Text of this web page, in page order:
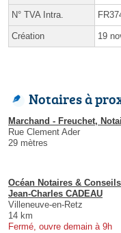
N° TVA Intra.
Création 19
Notaires à
Marchand - Freuchet,
Rue Clement Ader
29 mètres
Océan Notaires &
Jean-Charles CADEAU
Villeneuve-en-Retz
14 km
Fermé, ouvre demain à 9h